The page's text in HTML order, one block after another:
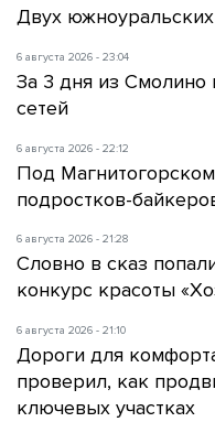
Двух южноуральских
6 августа 2026 - 23:04
За 3 дня из
сетей
6 августа 2026 - 22:12
Под
подростков-
6 августа 2026 - 21:28
Словно в сказ
конкурс красоты
6 августа 2026 - 21:10
Дороги для
проверил, как
ключевых участках